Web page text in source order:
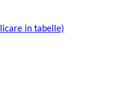
in tabelle)